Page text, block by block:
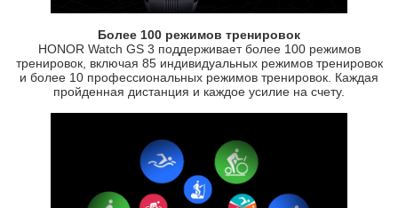
Более 100 режимов тренировок
HONOR Watch GS 3 поддерживает более 100 режимов
тренировок, включая 85 индивидуальных режимов тренировок
и более 10 профессиональных режимов тренировок. Каждая
пройденная дистанция и каждое усилие на счету.